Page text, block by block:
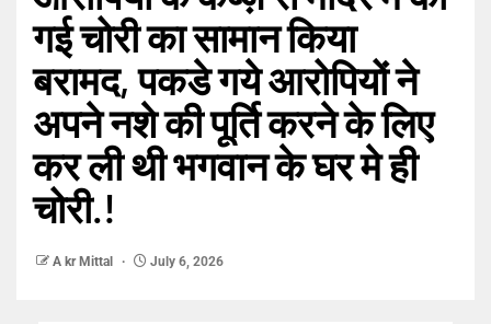
गई चोरी का सामान किया
बरामद, पकडे गये आरोपियों ने
अपने नशे की पूर्ति करने के लिए
कर ली थी भगवान के घर मे ही
चोरी.!
A kr Mittal July 6, 2026